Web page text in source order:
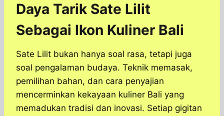
Daya Tarik Sate Lilit
Sebagai Ikon Kuliner Bali
Sate Lilit bukan hanya soal rasa, tetapi juga
soal pengalaman budaya. Teknik memasak,
pemilihan bahan, dan cara penyajian
mencerminkan kekayaan kuliner Bali yang
memadukan tradisi dan inovasi. Setiap gigitan